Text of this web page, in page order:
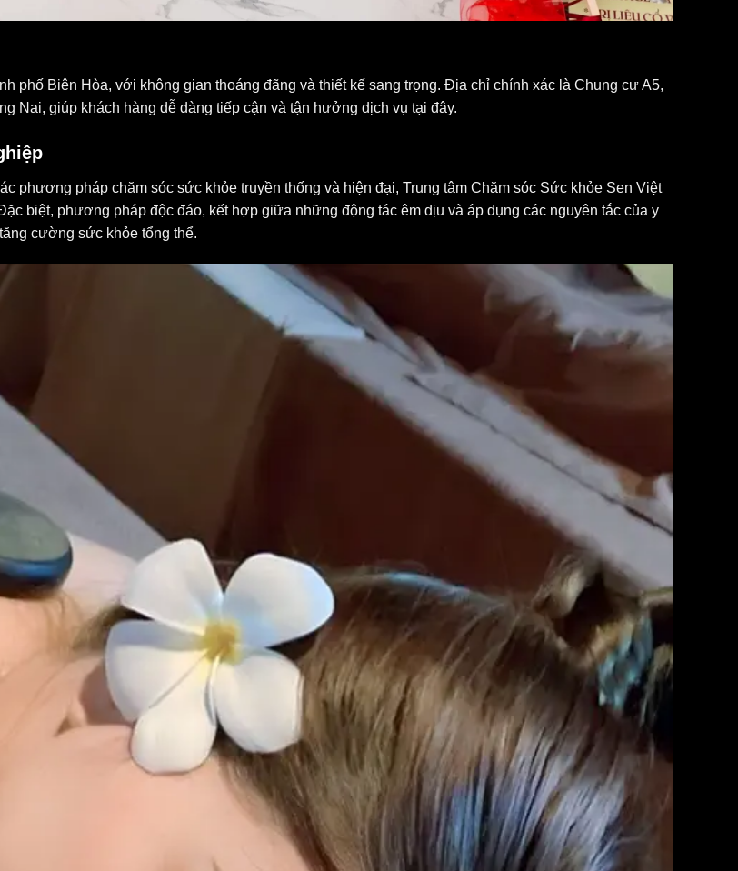
phố Biên Hòa, với không gian thoáng đãng và thiết kế sang trọng. Địa chỉ chính xác là Chung cư A5,
Nai, giúp khách hàng dễ dàng tiếp cận và tận hưởng dịch vụ tại đây.
phương pháp chăm sóc sức khỏe truyền thống và hiện đại, Trung tâm Chăm sóc Sức khỏe Sen Việt
biệt, phương pháp độc đáo, kết hợp giữa những động tác êm dịu và áp dụng các nguyên tắc của y
cường sức khỏe tổng thể.